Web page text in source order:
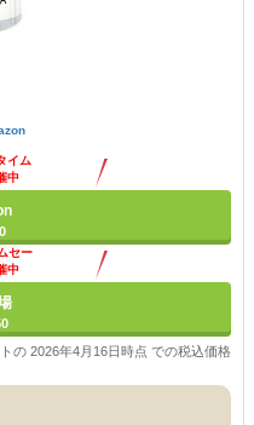
イム
中
セー
中
の 2026年4月16日時点 での税込価格